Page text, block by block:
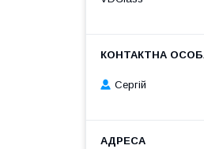
Сергій